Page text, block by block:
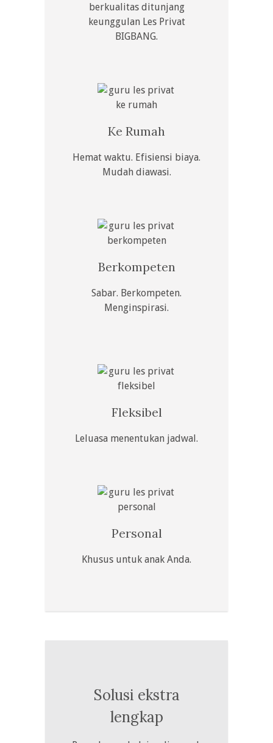
berkualitas ditunjang
keunggulan Les Privat
BIGBANG.
Ke Rumah
Hemat waktu. Efisiensi biaya.
Mudah diawasi.
Berkompeten
Sabar. Berkompeten.
Menginspirasi.
Fleksibel
Leluasa menentukan jadwal.
Personal
Khusus untuk anak Anda.
Solusi ekstra
lengkap